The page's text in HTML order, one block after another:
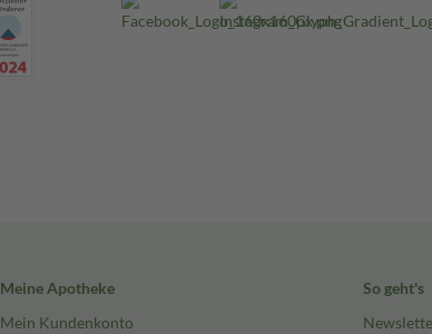
Meine Apotheke
Mein Kundenkonto
So geht's